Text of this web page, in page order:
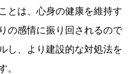
とは、心身の健康を維持す
の感情に振り回されるので
し、より建設的な対処法を
。